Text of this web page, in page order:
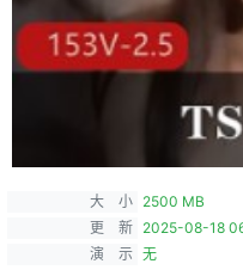
大 小 2500 MB
更 新 2025-08-18
演 示 无